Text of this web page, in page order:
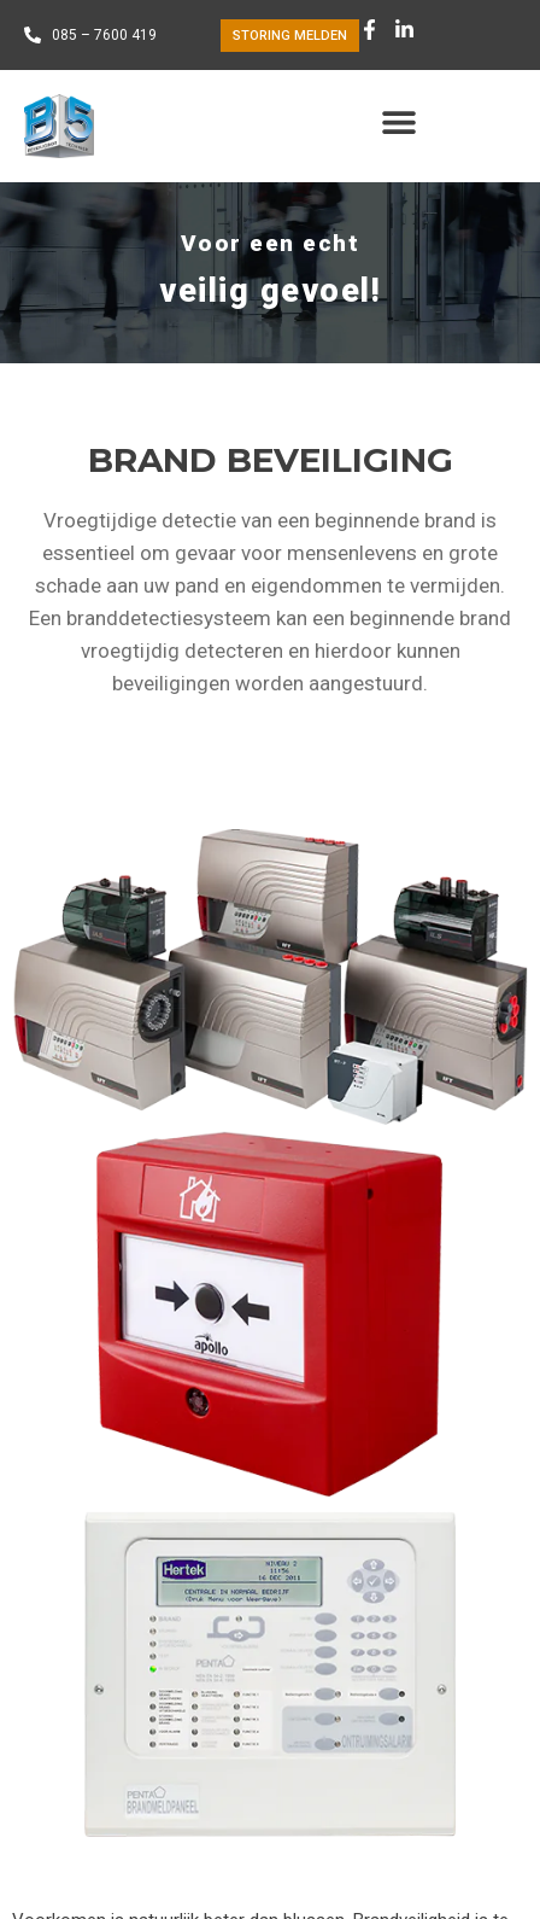
085 – 7600 419 STORING MELDEN
Voor een echt
veilig gevoel!
BRAND BEVEILIGING
Vroegtijdige detectie van een beginnende brand is
essentieel om gevaar voor mensenlevens en grote
schade aan uw pand en eigendommen te vermijden.
Een branddetectiesysteem kan een beginnende brand
vroegtijdig detecteren en hierdoor kunnen
beveiligingen worden aangestuurd.